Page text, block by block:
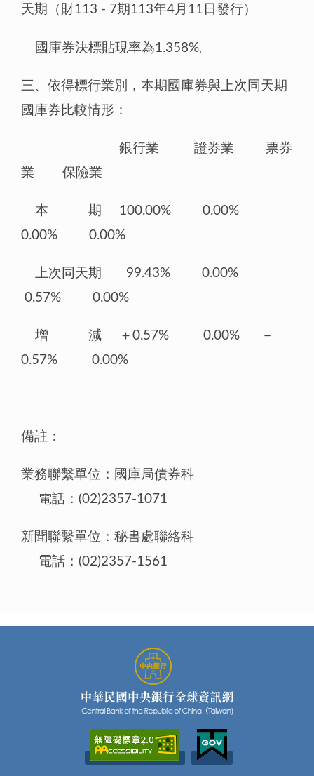
天期（財113 - 7期113年4月11日發行）
國庫券決標貼現率為1.358%。
三、依得標行業別，本期國庫券與上次同天期
國庫券比較情形：
銀行業 證券業 票券
業 保險業
本 期 100.00% 0.00%
0.00% 0.00%
上次同天期 99.43% 0.00%
0.57% 0.00%
增 減 ＋0.57% 0.00% －
0.57% 0.00%
備註：
業務聯繫單位：國庫局債券科
電話：(02)2357-1071
新聞聯繫單位：秘書處聯絡科
電話：(02)2357-1561